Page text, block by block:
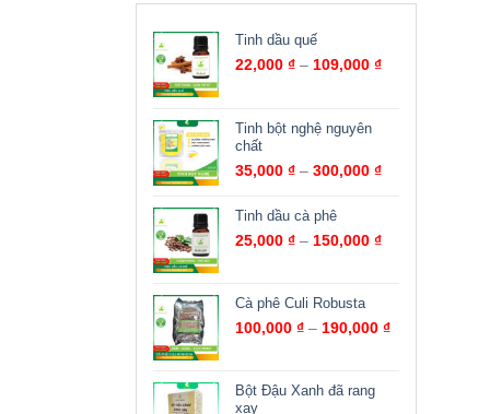
Tinh dầu quế
22,000 ₫– 109,000 ₫
Tinh bột nghệ nguyên
chất
35,000 ₫– 300,000 ₫
Tinh dầu cà phê
25,000 ₫– 150,000 ₫
Cà phê Culi Robusta
100,000 ₫– 190,000 ₫
Bột Đậu Xanh đã rang
xay